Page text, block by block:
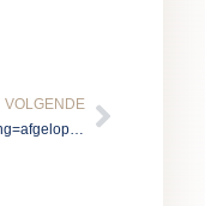
VOLGENDE
aanbieding=afgelopen